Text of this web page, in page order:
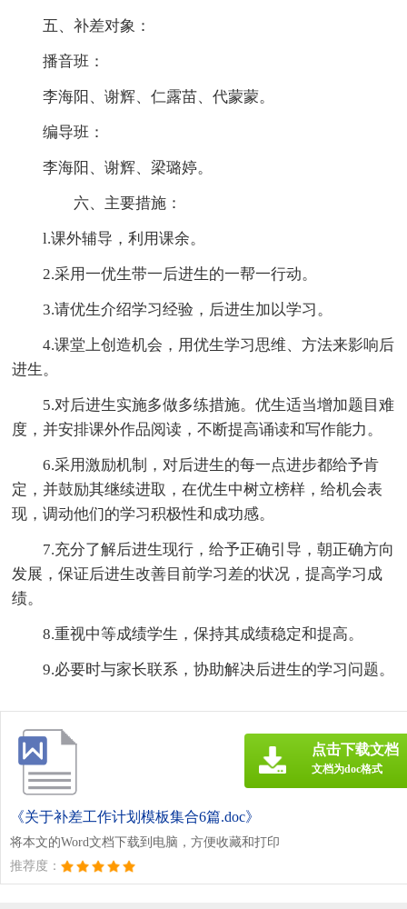
五、补差对象：
播音班：
李海阳、谢辉、仁露苗、代蒙蒙。
编导班：
李海阳、谢辉、梁璐婷。
六、主要措施：
l.课外辅导，利用课余。
2.采用一优生带一后进生的一帮一行动。
3.请优生介绍学习经验，后进生加以学习。
4.课堂上创造机会，用优生学习思维、方法来影响后
进生。
5.对后进生实施多做多练措施。优生适当增加题目难
度，并安排课外作品阅读，不断提高诵读和写作能力。
6.采用激励机制，对后进生的每一点进步都给予肯
定，并鼓励其继续进取，在优生中树立榜样，给机会表
现，调动他们的学习积极性和成功感。
7.充分了解后进生现行，给予正确引导，朝正确方向
发展，保证后进生改善目前学习差的状况，提高学习成
绩。
8.重视中等成绩学生，保持其成绩稳定和提高。
9.必要时与家长联系，协助解决后进生的学习问题。
《关于补差工作计划模板集合6篇.doc》
将本文的Word文档下载到电脑，方便收藏和打印
推荐度：
点击下载文档
文档为doc格式